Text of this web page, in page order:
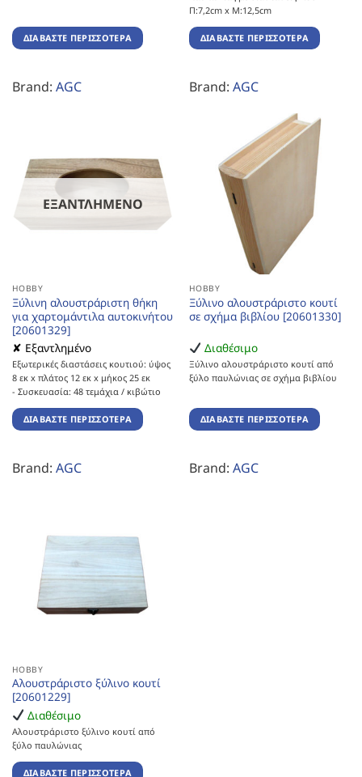
ΔΙΑΒΆΣΤΕ ΠΕΡΙΣΣΌΤΕΡΑ
Brand: AGC
Π:7,2cm x Μ:12,5cm
ΔΙΑΒΆΣΤΕ ΠΕΡΙΣΣΌΤΕΡΑ
Brand: AGC
ΕΞΑΝΤΛΗΜΈΝΟ
HOBBY
Ξύλινη αλουστράριστη θήκη
για χαρτομάντιλα αυτοκινήτου
[20601329]
✘ Εξαντλημένο
Εξωτερικές διαστάσεις κουτιού: ύψος
8 εκ x πλάτος 12 εκ x μήκος 25 εκ
- Συσκευασία: 48 τεμάχια / κιβώτιο
ΔΙΑΒΆΣΤΕ ΠΕΡΙΣΣΌΤΕΡΑ
Brand: AGC
HOBBY
Ξύλινο αλουστράριστο κουτί
σε σχήμα βιβλίου [20601330]
Διαθέσιμο
Ξύλινο αλουστράριστο κουτί από
ξύλο παυλώνιας σε σχήμα βιβλίου
ΔΙΑΒΆΣΤΕ ΠΕΡΙΣΣΌΤΕΡΑ
Brand: AGC
HOBBY
Αλουστράριστο ξύλινο κουτί
[20601229]
Διαθέσιμο
Αλουστράριστο ξύλινο κουτί από
ξύλο παυλώνιας
ΔΙΑΒΆΣΤΕ ΠΕΡΙΣΣΌΤΕΡΑ